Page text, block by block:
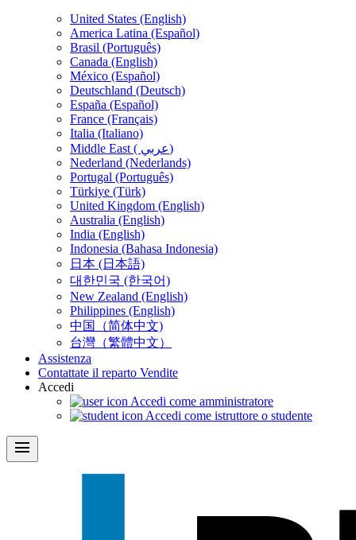
United States (English)
America Latina (Español)
Brasil (Português)
Canada (English)
México (Español)
Deutschland (Deutsch)
España (Español)
France (Français)
Italia (Italiano)
Middle East ( عربي)
Nederland (Nederlands)
Portugal (Português)
Türkiye (Türk)
United Kingdom (English)
Australia (English)
India (English)
Indonesia (Bahasa Indonesia)
日本 (日本語)
대한민국 (한국어)
New Zealand (English)
Philippines (English)
中国（简体中文)
台灣（繁體中文）
Assistenza
Contattate il reparto Vendite
Accedi
Accedi come amministratore
Accedi come istruttore o studente
menu